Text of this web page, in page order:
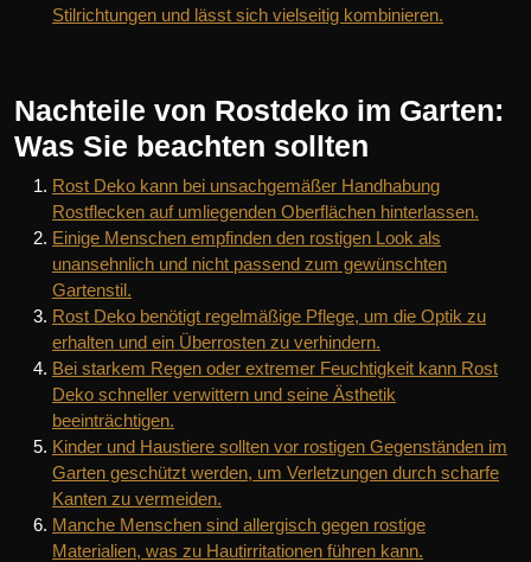
Stilrichtungen und lässt sich vielseitig kombinieren.
Nachteile von Rostdeko im Garten:
Was Sie beachten sollten
Rost Deko kann bei unsachgemäßer Handhabung
Rostflecken auf umliegenden Oberflächen hinterlassen.
Einige Menschen empfinden den rostigen Look als
unansehnlich und nicht passend zum gewünschten
Gartenstil.
Rost Deko benötigt regelmäßige Pflege, um die Optik zu
erhalten und ein Überrosten zu verhindern.
Bei starkem Regen oder extremer Feuchtigkeit kann Rost
Deko schneller verwittern und seine Ästhetik
beeinträchtigen.
Kinder und Haustiere sollten vor rostigen Gegenständen im
Garten geschützt werden, um Verletzungen durch scharfe
Kanten zu vermeiden.
Manche Menschen sind allergisch gegen rostige
Materialien, was zu Hautirritationen führen kann.